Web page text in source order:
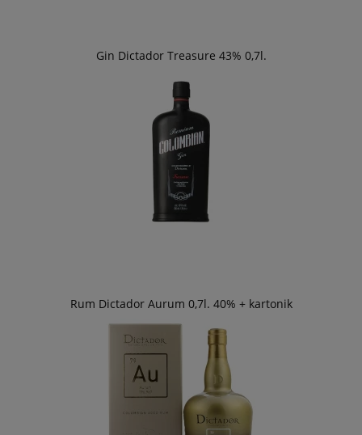
Gin Dictador Treasure 43% 0,7l.
Rum Dictador Aurum 0,7l. 40% + kartonik